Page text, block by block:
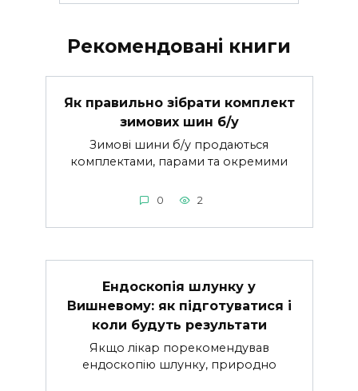
Рекомендовані книги
Як правильно зібрати комплект
зимових шин б/у
Зимові шини б/у продаються
комплектами, парами та окремими
0 2
Ендоскопія шлунку у
Вишневому: як підготуватися і
коли будуть результати
Якщо лікар порекомендував
ендоскопію шлунку, природно